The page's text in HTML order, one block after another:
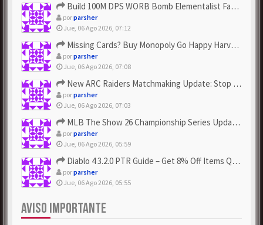
Build 100M DPS WORB Bomb Elementalist Fast - Grab POE Curren...
porparsher
Jue, 06 Ago 2026, 07:12
Missing Cards? Buy Monopoly Go Happy Harvest with Looney Tun...
porparsher
Jue, 06 Ago 2026, 07:08
New ARC Raiders Matchmaking Update: Stop Failed - Grab Bluep...
porparsher
Jue, 06 Ago 2026, 07:03
MLB The Show 26 Championship Series Update! Get Cheap & ...
porparsher
Jue, 06 Ago 2026, 05:59
Diablo 4 3.2.0 PTR Guide – Get 8% Off Items Quickly to Test ...
porparsher
Jue, 06 Ago 2026, 05:55
AVISO IMPORTANTE